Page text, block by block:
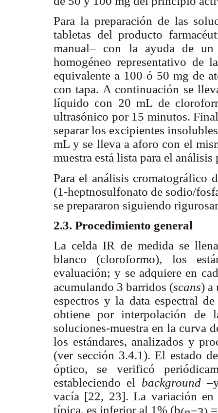
Para la preparación de las
tabletas del producto
manual– con la ayuda de
homogéneo representativo de
equivalente a 100 ó 50 mg de
con tapa. A continuación se
líquido con 20 mL de
ultrasónico por 15 minutos.
separar los excipientes
mL y se lleva a aforo con el
muestra está lista para el
Para el análisis cromatográfico
(1-heptnosulfonato de sodio/
se prepararon siguiendo
2.3. Procedimiento general
La celda IR de medida se
blanco (cloroformo), los
evaluación; y se adquiere en
acumulando 3 barridos (scans) a
espectros y la data espectral
obtiene por interpolación de
soluciones-muestra en la curva
los estándares, analizados y
(ver sección 3.4.1). El estado
óptico, se verificó
estableciendo el background–y
vacía [22, 23]. La variación
típica, es inferior al 1% (b